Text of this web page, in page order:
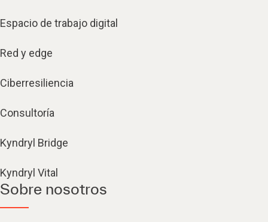
Espacio de trabajo digital
Red y edge
Ciberresiliencia
Consultoría
Kyndryl Bridge
Kyndryl Vital
Sobre nosotros